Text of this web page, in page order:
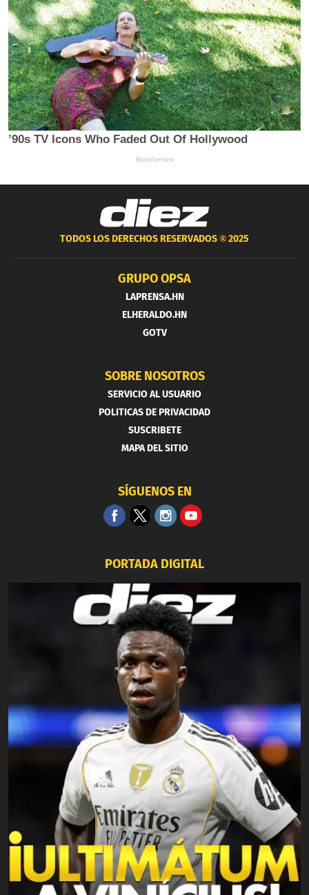
TODOS LOS DERECHOS RESERVADOS ®2025
GRUPO OPSA
LAPRENSA.HN
ELHERALDO.HN
GOTV
SOBRE NOSOTROS
SERVICIO AL USUARIO
POLITICAS DE PRIVACIDAD
SUSCRIBETE
MAPA DEL SITIO
SÍGUENOS EN
PORTADA DIGITAL